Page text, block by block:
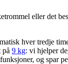
eller det
hver tredje
på 9 kg: vi hjelper
og spar